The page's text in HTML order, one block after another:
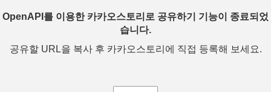
OpenAPI를 이용한 카카오스토리로 공유하기 기능이 종료되었
습니다.
공유할 URL을 복사 후 카카오스토리에 직접 등록해 보세요.